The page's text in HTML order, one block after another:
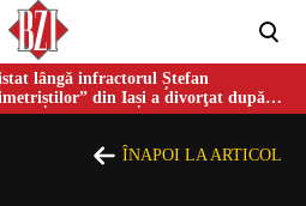
lângă infractorul Ștefan
din Iași a divorţat după
ÎNAPOI LA ARTICOL